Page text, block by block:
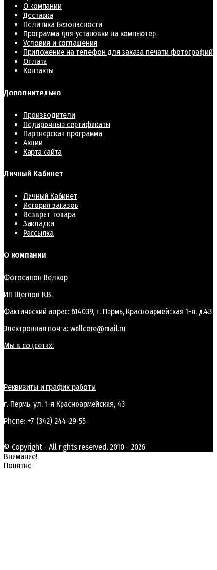
О компании
Доставка
Политика Безопасности
Программа для установки на компьютер
Условия и соглашения
Приложение на телефон для заказа печати фотографий
Оплата
Контакты
Дополнительно
Производители
Подарочные сертификаты
Партнерская программа
Акции
Карта сайта
Личный Кабинет
Личный Кабинет
История заказов
Возврат товара
Закладки
Рассылка
О компании
Фотосалон Велкор
ИП Щеглов К.В.
Фактический адрес: 614039, г. Пермь, Красноармейская 1-я, д.43
Электронная почта: wellcore@mail.ru
Мы в соцсетях:
Реквизиты и график работы
г. Пермь, ул. 1-я Красноармейская, 43
Phone: +7 (342) 244-29-55
© Copyright - All rights reserved. 2010 - 2026
Внимание!
Понятно